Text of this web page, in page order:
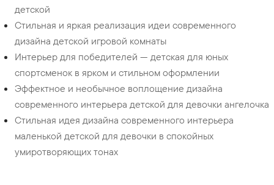
детской
Стильная и яркая реализация идеи современного
дизайна детской игровой комнаты
Интерьер для победителей — детская для юных
спортсменок в ярком и стильном оформлении
Эффектное и необычное воплощение дизайна
современного интерьера детской для девочки ангелочка
Стильная идея дизайна современного интерьера
маленькой детской для девочки в спокойных
умиротворяющих тонах